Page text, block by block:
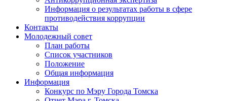
Информация о результатах работы в сфере
противодействия коррупции
Контакты
Молодежный совет
План работы
Список участников
Положение
Общая информация
Информация
Конкурс по Мэру Города Томска